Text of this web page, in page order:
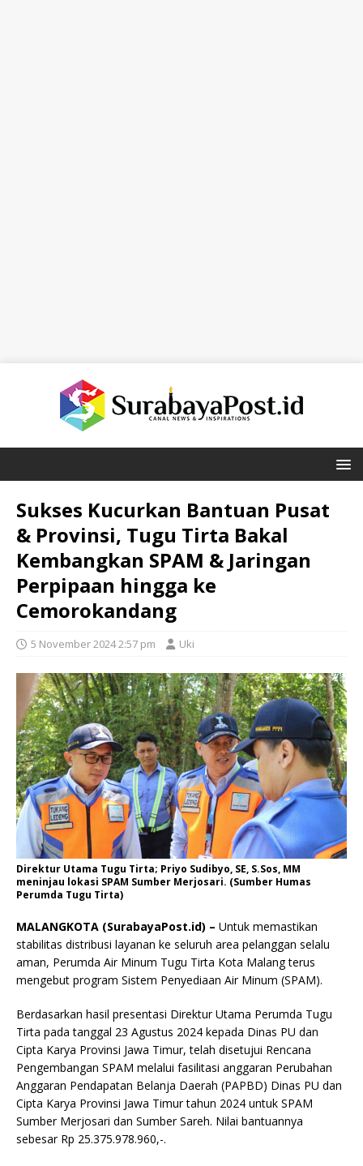
Sukses Kucurkan Bantuan Pusat
& Provinsi, Tugu Tirta Bakal
Kembangkan SPAM & Jaringan
Perpipaan hingga ke
Cemorokandang
5 November 2024 2:57 pm Uki
Direktur Utama Tugu Tirta; Priyo Sudibyo, SE, S.Sos, MM
meninjau lokasi SPAM Sumber Merjosari. (Sumber Humas
Perumda Tugu Tirta)
MALANGKOTA (SurabayaPost.id) – Untuk memastikan
stabilitas distribusi layanan ke seluruh area pelanggan selalu
aman, Perumda Air Minum Tugu Tirta Kota Malang terus
mengebut program Sistem Penyediaan Air Minum (SPAM).
Berdasarkan hasil presentasi Direktur Utama Perumda Tugu
Tirta pada tanggal 23 Agustus 2024 kepada Dinas PU dan
Cipta Karya Provinsi Jawa Timur, telah disetujui Rencana
Pengembangan SPAM melalui fasilitasi anggaran Perubahan
Anggaran Pendapatan Belanja Daerah (PAPBD) Dinas PU dan
Cipta Karya Provinsi Jawa Timur tahun 2024 untuk SPAM
Sumber Merjosari dan Sumber Sareh. Nilai bantuannya
sebesar Rp 25.375.978.960,-.